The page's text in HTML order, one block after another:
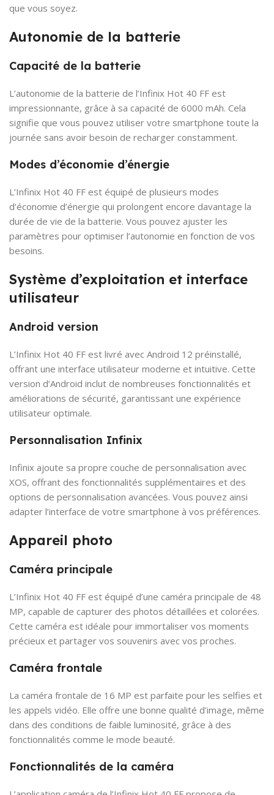
que vous soyez.
Autonomie de la batterie
Capacité de la batterie
L’autonomie de la batterie de l’Infinix Hot 40 FF est
impressionnante, grâce à sa capacité de 6000 mAh. Cela
signifie que vous pouvez utiliser votre smartphone toute la
journée sans avoir besoin de recharger constamment.
Modes d’économie d’énergie
L’Infinix Hot 40 FF est équipé de plusieurs modes
d’économie d’énergie qui prolongent encore davantage la
durée de vie de la batterie. Vous pouvez ajuster les
paramètres pour optimiser l’autonomie en fonction de vos
besoins.
Système d’exploitation et interface
utilisateur
Android version
L’Infinix Hot 40 FF est livré avec Android 12 préinstallé,
offrant une interface utilisateur moderne et intuitive. Cette
version d’Android inclut de nombreuses fonctionnalités et
améliorations de sécurité, garantissant une expérience
utilisateur optimale.
Personnalisation Infinix
Infinix ajoute sa propre couche de personnalisation avec
XOS, offrant des fonctionnalités supplémentaires et des
options de personnalisation avancées. Vous pouvez ainsi
adapter l’interface de votre smartphone à vos préférences.
Appareil photo
Caméra principale
L’Infinix Hot 40 FF est équipé d’une caméra principale de 48
MP, capable de capturer des photos détaillées et colorées.
Cette caméra est idéale pour immortaliser vos moments
précieux et partager vos souvenirs avec vos proches.
Caméra frontale
La caméra frontale de 16 MP est parfaite pour les selfies et
les appels vidéo. Elle offre une bonne qualité d’image, même
dans des conditions de faible luminosité, grâce à des
fonctionnalités comme le mode beauté.
Fonctionnalités de la caméra